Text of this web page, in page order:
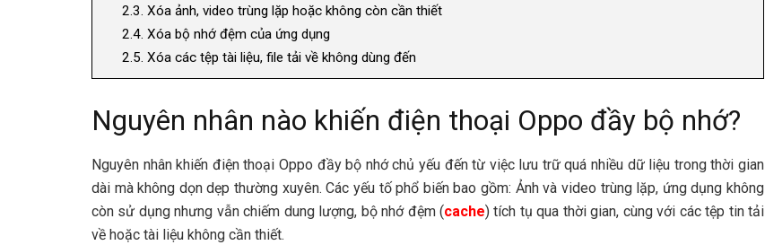
2.3. Xóa ảnh, video trùng lặp hoặc không còn cần thiết
2.4. Xóa bộ nhớ đệm của ứng dụng
2.5. Xóa các tệp tài liệu, file tải về không dùng đến
Nguyên nhân nào khiến điện thoại Oppo đầy bộ nhớ?
Nguyên nhân khiến điện thoại Oppo đầy bộ nhớ chủ yếu đến từ việc lưu trữ quá nhiều dữ liệu trong thời gian
dài mà không dọn dẹp thường xuyên. Các yếu tố phổ biến bao gồm: Ảnh và video trùng lặp, ứng dụng không
còn sử dụng nhưng vẫn chiếm dung lượng, bộ nhớ đệm (cache) tích tụ qua thời gian, cùng với các tệp tin tải
về hoặc tài liệu không cần thiết.